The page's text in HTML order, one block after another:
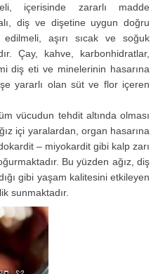
içerisinde zararlı madde
diş ve dişetine uygun doğru
aşırı sıcak ve soğuk
Çay, kahve, karbonhidratlar,
diş eti ve minelerinin hasarına
yararlı olan süt ve flor içeren
vücudun tehdit altında olması
içi yaralardan, organ hasarına
– miyokardit gibi kalp zarı
Bu yüzden ağız, diş
gibi yaşam kalitesini etkileyen
sunmaktadır.